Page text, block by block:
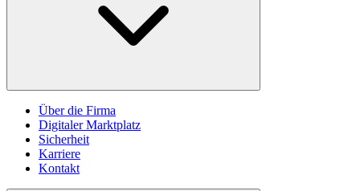
Über die Firma
Digitaler Marktplatz
Sicherheit
Karriere
Kontakt